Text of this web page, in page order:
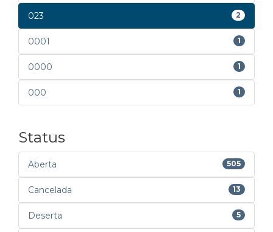
023 2
0001 1
0000 1
000 1
Status
Aberta 505
Cancelada 13
Deserta 5